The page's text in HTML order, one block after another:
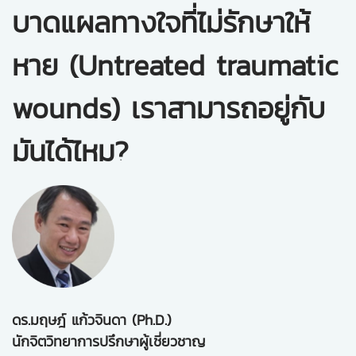
บาดแผลทางใจที่ไม่รักษาให้
หาย (Untreated traumatic
wounds) เราสามารถอยู่กับ
มันได้ไหม?
ดร.มฤษฎ์ แก้วจินดา (Ph.D.)
นักจิตวิทยาการปรึกษาผู้เชี่ยวชาญ